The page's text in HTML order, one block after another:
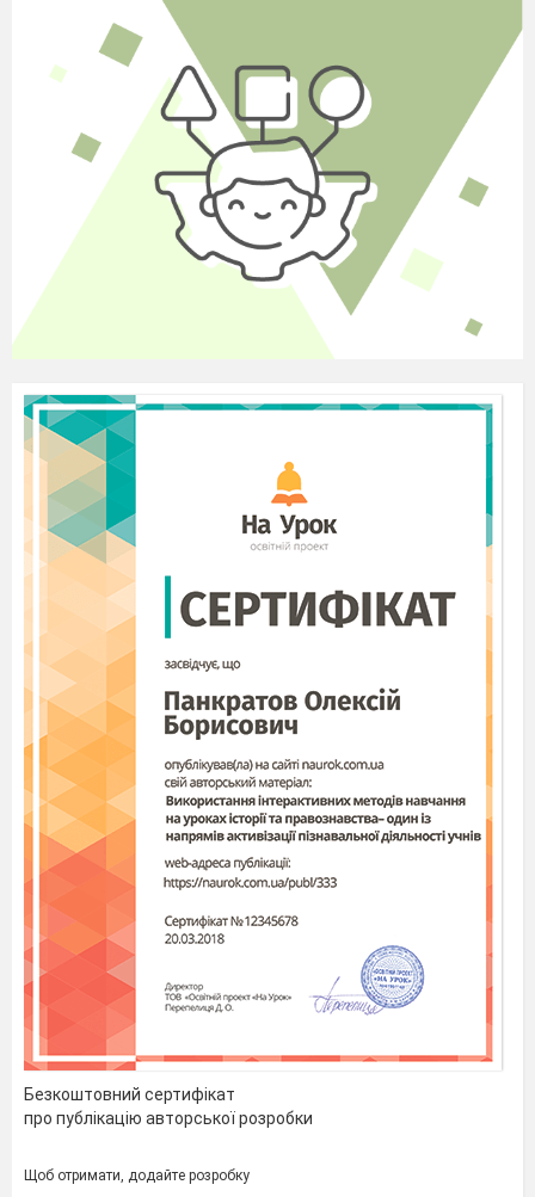
Безкоштовний сертифікат
про публікацію авторської розробки
Щоб отримати, додайте розробку